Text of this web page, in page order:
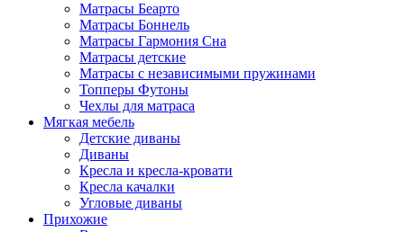
Матрасы Беарто
Матрасы Боннель
Матрасы Гармония Сна
Матрасы детские
Матрасы с независимыми пружинами
Топперы Футоны
Чехлы для матраса
Мягкая мебель
Детские диваны
Диваны
Кресла и кресла-кровати
Кресла качалки
Угловые диваны
Прихожие